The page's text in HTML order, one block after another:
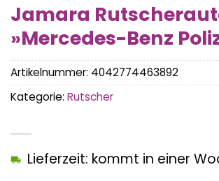
Jamara
»Mercedes-Benz
Lieferzeit: kommt in einer
Artikelnummer: 4042774463892
Kategorie: Rutscher